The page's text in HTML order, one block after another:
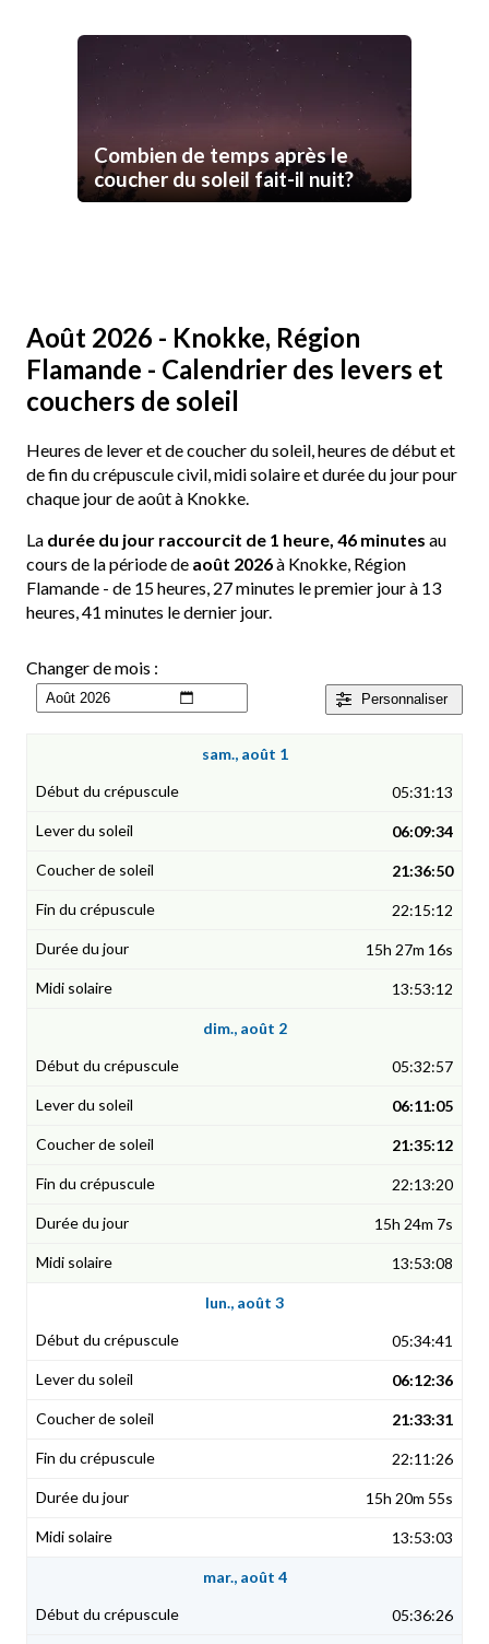
Combien de temps après le
coucher du soleil fait-il nuit?
Août 2026 - Knokke, Région
Flamande - Calendrier des levers et
couchers de soleil
Heures de lever et de coucher du soleil, heures de début et
de fin du crépuscule civil, midi solaire et durée du jour pour
chaque jour de août à Knokke.
La durée du jour raccourcit de 1 heure, 46 minutes au
cours de la période de août 2026à Knokke, Région
Flamande - de 15 heures, 27 minutes le premier jour à 13
heures, 41 minutes le dernier jour.
Personnaliser
Changer de mois :
sam., août 1
05:31:13
06:09:34
21:36:50
22:15:12
15h 27m 16s
13:53:12
dim., août 2
05:32:57
06:11:05
21:35:12
22:13:20
15h 24m 7s
13:53:08
lun., août 3
05:34:41
06:12:36
21:33:31
22:11:26
15h 20m 55s
13:53:03
mar., août 4
05:36:26